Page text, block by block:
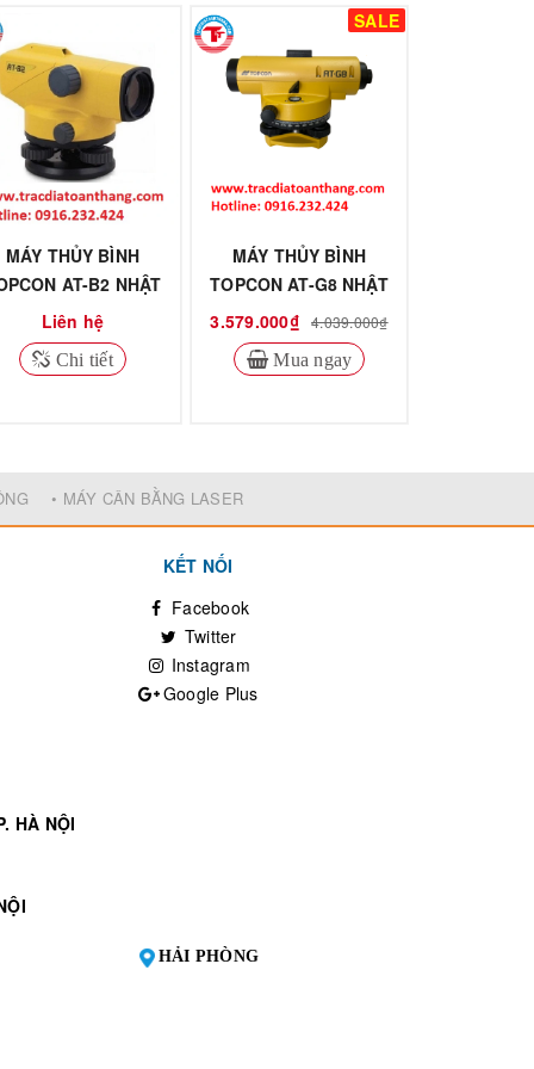
MÁY THỦY BÌNH
AT-B2 NHẬT
BẢN
Liên hệ
Chi tiết
SALE
MÁY THỦY BÌNH
TOPCON AT-G8 NHẬT
BẢN
3.579.000₫ 4.039.000₫
Mua ngay
• MÁY CÂN BẰNG LASER
KẾT NỐI
Facebook
Twitter
Instagram
Google Plus
HÀ NỘI
HẢI PHÒNG